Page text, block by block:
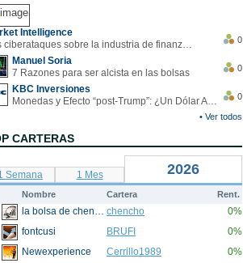
Intelligence
Los ciberataques sobre la industria de finanzas se han duplicado este año
0
Manuel Soria
7 Razones para ser alcista en las bolsas
0
KBC Inversiones
Monedas y Efecto “post-Trump”: ¿Un Dólar Americano operando en rangos?
0
• Ver todos
CARTERAS
Semana 1 Mes 2026
Nombre Cartera Rent.
la bolsa de chencho chencho 0%
fontcusi BRUFI 0%
Newexperience Cerrillo1989 0%